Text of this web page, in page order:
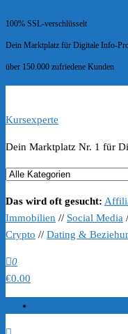
100% SSL-verschlüsselt
Dein Marktplatz für Digitale Info-
über 150.000 zufriedene Kunden
Kursexperte
Dein Marktplatz Nr. 1 für
Das wird oft gesucht:
Immobilien // Social Media
Crypto // Dating &
0
€0.00